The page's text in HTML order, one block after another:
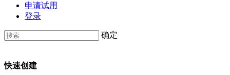
申请试用
登录
确定
快速创建